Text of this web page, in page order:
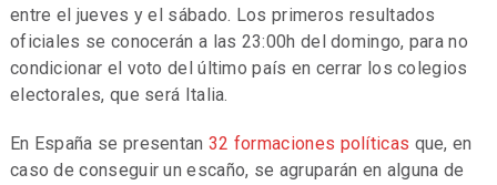
entre el jueves y el sábado. Los primeros resultados
oficiales se conocerán a las 23:00h del domingo, para no
condicionar el voto del último país en cerrar los colegios
electorales, que será Italia.
En España se presentan 32 formaciones políticas que, en
caso de conseguir un escaño, se agruparán en alguna de